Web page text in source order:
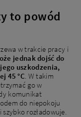
to powód
w trakcie pracy i
jednak dojść do
uszkodzenia,
45 °C . W takim
go w
komunikat
do niepokoju
rozładowuje.